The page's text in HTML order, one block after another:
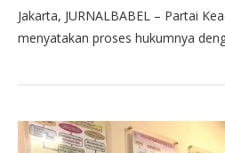
Jakarta, JURNALBABEL – Partai
menyatakan proses hukumnya